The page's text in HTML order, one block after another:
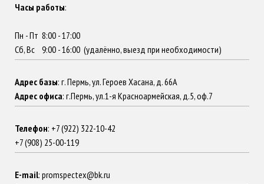
Часы работы:
Пн - Пт 8:00 - 17:00
Сб, Вс 9:00 - 16:00 (удалённо, выезд при необходимости)
Адрес базы: г. Пермь, ул. Героев Хасана, д. 66А
Адрес офиса: г.Пермь, ул.1-я Красноармейская, д.5, оф.7
Телефон: +7 (922) 322-10-42
+7 (908) 25-00-119
E-mail: promspectex@bk.ru